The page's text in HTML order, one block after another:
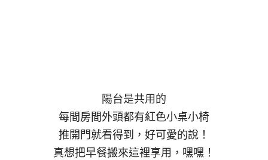
陽台是共用的
每間房間外頭都有紅色小桌小椅
推開門就看得到，好可愛的說！
真想把早餐搬來這裡享用，嘿嘿！